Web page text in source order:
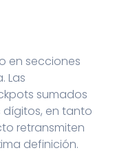
en secciones
Las
sumados
dígitos, en tanto
retransmiten
definición.